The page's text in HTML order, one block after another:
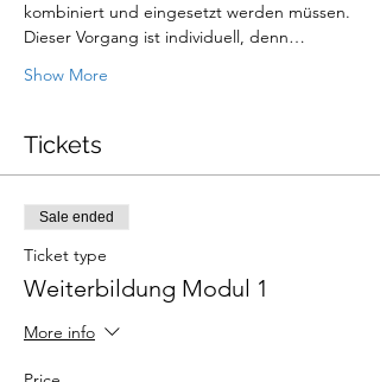
kombiniert und eingesetzt werden müssen.
Dieser Vorgang ist individuell, denn…
Show More
Tickets
Sale ended
Ticket type
Weiterbildung Modul 1
More info